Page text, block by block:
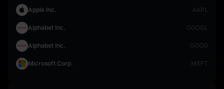
Apple Inc. AAPL
Alphabet Inc. GOOGL
Alphabet Inc. GOOG
Microsoft Corp. MSFT